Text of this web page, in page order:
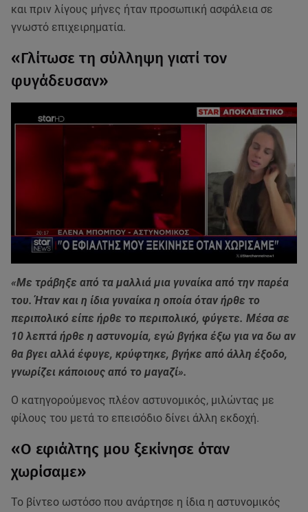
και πριν λίγους μήνες ήταν προσωπική ασφάλεια σε
γνωστό επιχειρηματία.
«Γλίτωσε τη σύλληψη γιατί τον
φυγάδευσαν»
«Με τράβηξε από τα μαλλιά μια γυναίκα από την παρέα
του. Ήταν και η ίδια γυναίκα η οποία όταν ήρθε το
περιπολικό είπε ήρθε το περιπολικό, φύγετε. Mέσα σε
10 λεπτά ήρθε η αστυνομία, εγώ βγήκα έξω για να δω αν
θα βγει αλλά έφυγε, κρύφτηκε, βγήκε από άλλη έξοδο,
γνωρίζει κάποιους από το μαγαζί».
Ο κατηγορούμενος πλέον αστυνομικός, μιλώντας με
φίλους του μετά το επεισόδιο δίνει άλλη εκδοχή.
«Ο εφιάλτης μου ξεκίνησε όταν
χωρίσαμε»
Το βίντεο ωστόσο που ανάρτησε η ίδια η αστυνομικός